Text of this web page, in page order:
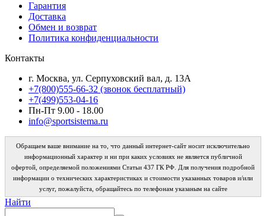
Гарантия
Доставка
Обмен и возврат
Политика конфиденциальности
Контакты
г. Москва, ул. Серпуховский вал, д. 13А
+7(800)555-66-32 (звонок бесплатный)
+7(499)553-04-16
Пн-Пт 9.00 - 18.00
info@sportsistema.ru
Обращаем ваше внимание на то, что данный интернет-сайт носит исключительно
информационный характер и ни при каких условиях не является публичной
офертой, определяемой положениями Статьи 437 ГК РФ. Для получения подробной
информации о технических характеристиках и стоимости указанных товаров и/или
услуг, пожалуйста, обращайтесь по телефонам указаным на сайте
Найти